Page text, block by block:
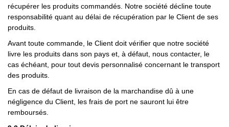
récupérer les produits commandés. Notre société décline toute
responsabilité quant au délai de récupération par le Client de ses
produits.
Avant toute commande, le Client doit vérifier que notre société
livre les produits dans son pays et, à défaut, nous contacter, le
cas échéant, pour tout devis personnalisé concernant le transport
des produits.
En cas de défaut de livraison de la marchandise dû à une
négligence du Client, les frais de port ne sauront lui être
remboursés.